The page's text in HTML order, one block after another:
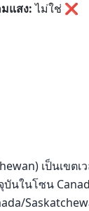
แสง:ไม่ใช่ ❌
เป็นเข
นในโซน